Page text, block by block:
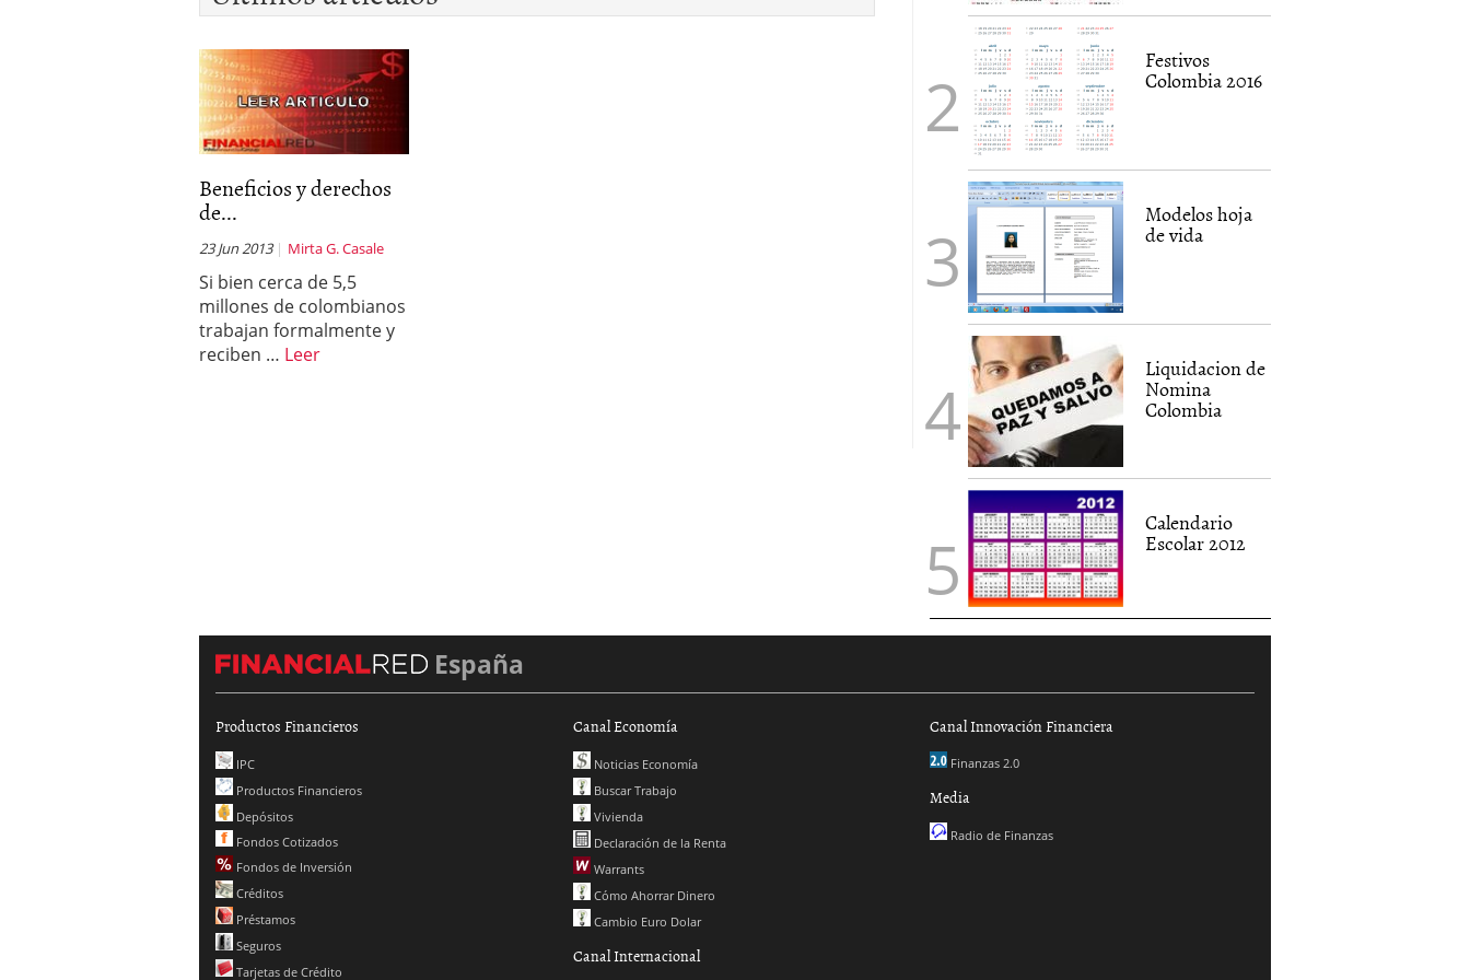
Beneficios y derechos
de...
23 Jun 2013 Mirta G. Casale
Si bien cerca de 5,5
millones de colombianos
trabajan formalmente y
reciben … Leer
Festivos
Colombia 2016
Modelos hoja
de vida
Liquidacion de
Nomina
Colombia
Calendario
Escolar 2012
España
Productos Financieros
IPC
Productos Financieros
Depósitos
Fondos Cotizados
Fondos de Inversión
Créditos
Préstamos
Seguros
Tarjetas de Crédito
Canal Economía
Noticias Economía
Buscar Trabajo
Vivienda
Declaración de la Renta
Warrants
Cómo Ahorrar Dinero
Cambio Euro Dolar
Canal Internacional
Canal Innovación Financiera
Finanzas 2.0
Media
Radio de Finanzas